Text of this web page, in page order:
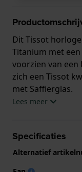
Dit Tissot
Titanium met
voorzien van een
zich een Tissot
met Saffierglas.
horloge geleverd
2 jaar garantie
Lees meer
Specificaties
Alternatief